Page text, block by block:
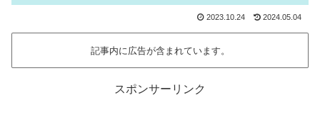
2023.10.24 2024.05.04
記事内に広告が含まれています。
スポンサーリンク